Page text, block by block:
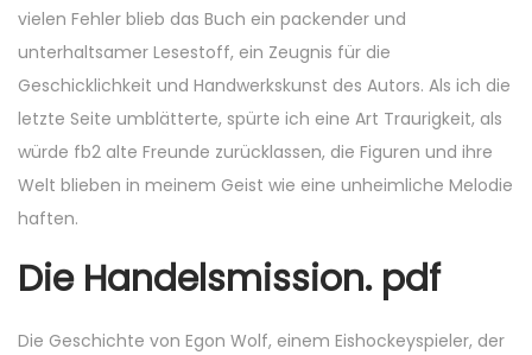
vielen Fehler blieb das Buch ein packender und
unterhaltsamer Lesestoff, ein Zeugnis für die
Geschicklichkeit und Handwerkskunst des Autors. Als ich die
letzte Seite umblätterte, spürte ich eine Art Traurigkeit, als
würde fb2 alte Freunde zurücklassen, die Figuren und ihre
Welt blieben in meinem Geist wie eine unheimliche Melodie
haften.
Die Handelsmission. pdf
Die Geschichte von Egon Wolf, einem Eishockeyspieler, der